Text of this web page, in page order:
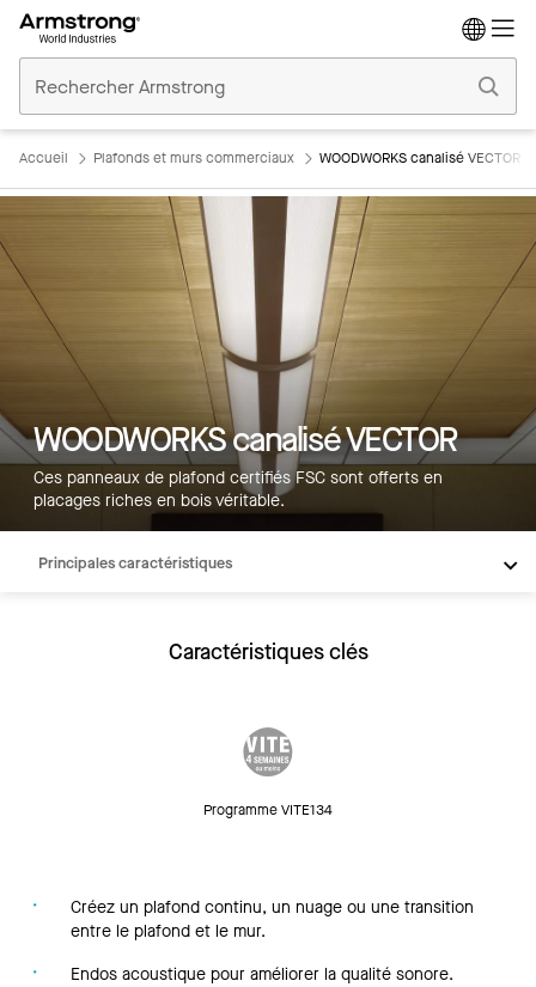
Plafonds
Commerciaux
Accueil Plafonds et murs commerciaux WOODWORKS canalisé VECTOR
WOODWORKS canalisé VECTOR
Ces panneaux de plafond certifiés FSC sont offerts en
placages riches en bois véritable.
Principales caractéristiques
Caractéristiques clés
Programme VITE134
Créez un plafond continu, un nuage ou une transition
entre le plafond et le mur.
Endos acoustique pour améliorer la qualité sonore.